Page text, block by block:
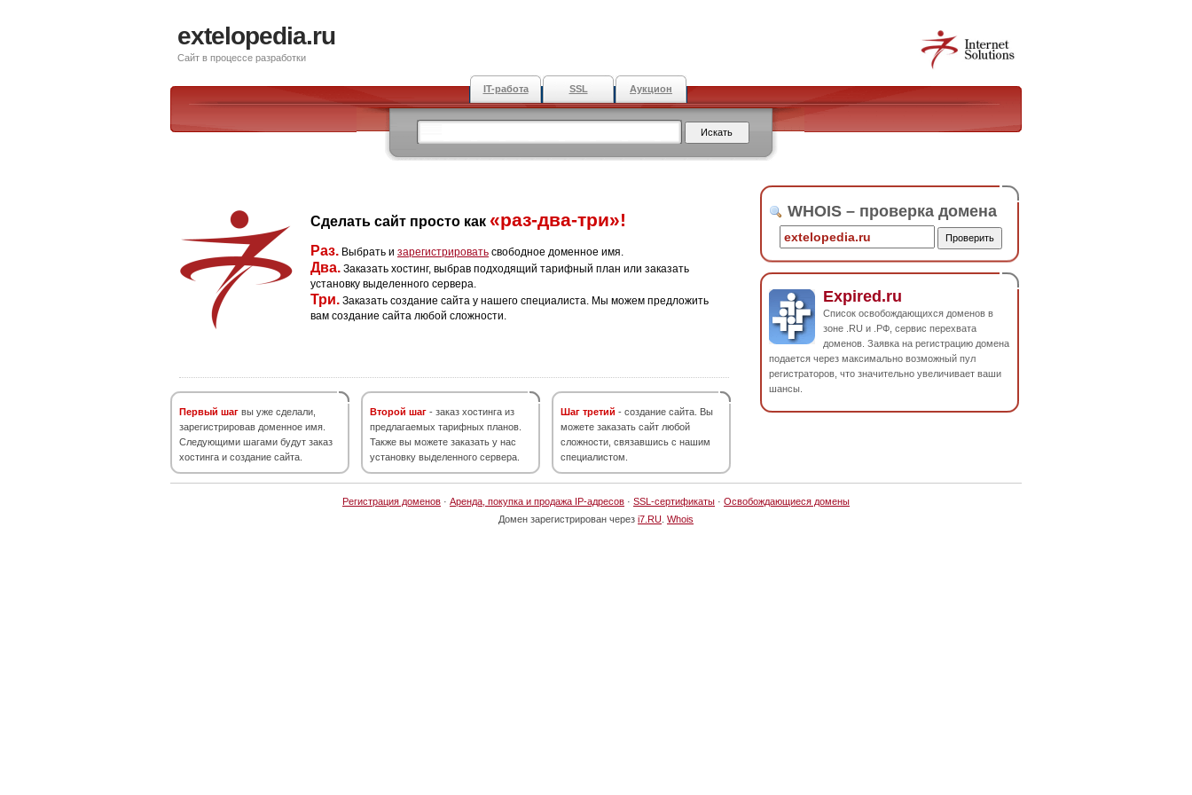
extelopedia.ru
Сайт в процессе разработки
IT-работа SSL Аукцион
Сделать сайт просто как «раз-два-три»!
Раз. Выбрать и зарегистрировать свободное доменное имя.
Два. Заказать хостинг, выбрав подходящий тарифный план или заказать
установку выделенного сервера.
Три. Заказать создание сайта у нашего специалиста. Мы можем предложить
вам создание сайта любой сложности.
Первый шаг вы уже сделали,
зарегистрировав доменное имя.
Следующими шагами будут заказ
хостинга и создание сайта.
Второй шаг - заказ хостинга из
предлагаемых тарифных планов.
Также вы можете заказать у нас
установку выделенного сервера.
Шаг третий - создание сайта. Вы
можете заказать сайт любой
сложности, связавшись с нашим
специалистом.
WHOIS – проверка домена
Expired.ru
Список освобождающихся доменов в
зоне .RU и .РФ, сервис перехвата
доменов. Заявка на регистрацию домена
подается через максимально возможный пул
регистраторов, что значительно увеличивает ваши
шансы.
Регистрация доменов · Аренда, покупка и продажа IP-адресов · SSL-сертификаты · Освобождающиеся домены
Домен зарегистрирован через i7.RU Whois